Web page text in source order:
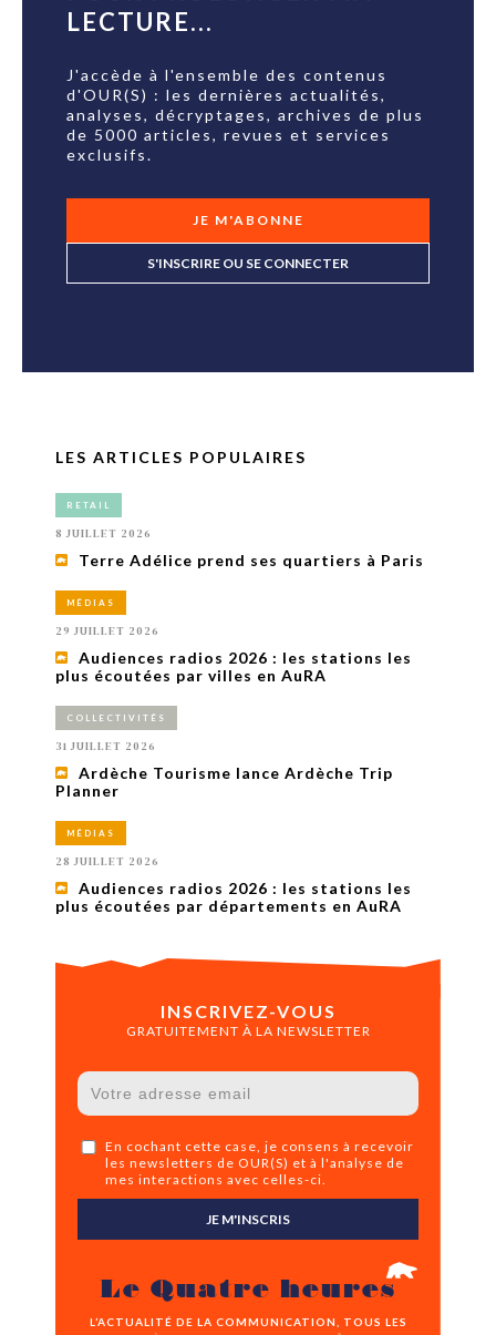
LECTURE...
J'accède à l'ensemble des contenus
d'OUR(S) : les dernières actualités,
analyses, décryptages, archives de plus
de 5000 articles, revues et services
exclusifs.
JE M'ABONNE
S'INSCRIRE OU SE CONNECTER
LES ARTICLES POPULAIRES
RETAIL
8 JUILLET 2026
Terre Adélice prend ses quartiers à Paris
MÉDIAS
29 JUILLET 2026
Audiences radios 2026 : les stations les
plus écoutées par villes en AuRA
COLLECTIVITÉS
31 JUILLET 2026
Ardèche Tourisme lance Ardèche Trip
Planner
MÉDIAS
28 JUILLET 2026
Audiences radios 2026 : les stations les
plus écoutées par départements en AuRA
INSCRIVEZ-VOUS
GRATUITEMENT À LA NEWSLETTER
En cochant cette case, je consens à recevoir
les newsletters de OUR(S) et à l'analyse de
mes interactions avec celles-ci.
JE M'INSCRIS
Le Quatre heures
L’ACTUALITÉ DE LA COMMUNICATION, TOUS LES